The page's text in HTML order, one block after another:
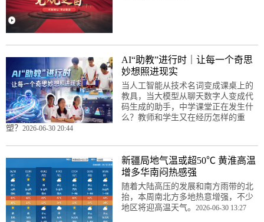
AI“助教”进行时｜让每一个奇思
妙想照进现实
当人工智能从技术名词变成课桌上的
教具，当大模型从聊天数字人变成代
码生成的助手，中学课堂正在发生什
么？教师和学生又在经历怎样的重
塑？ 2026-06-30 20:44
新疆局地气温或超50℃ 黄淮高温
增多华南闷热感强
随着大陆高压的发展和南方雨带的北
抬，本周南北方多地热意增强，不少
地区将迎高温天气。 2026-06-30 13:27